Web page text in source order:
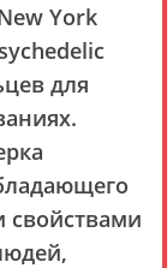
York
для
свойствами